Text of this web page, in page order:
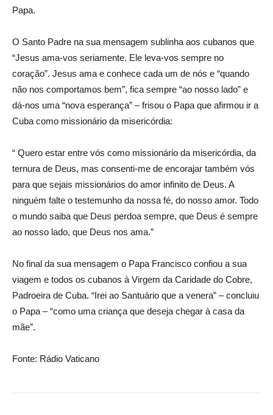
Papa.
O Santo Padre na sua mensagem sublinha aos cubanos que
“Jesus ama-vos seriamente. Ele leva-vos sempre no
coração”. Jesus ama e conhece cada um de nós e “quando
não nos comportamos bem”, fica sempre “ao nosso lado” e
dá-nos uma “nova esperança” – frisou o Papa que afirmou ir a
Cuba como missionário da misericórdia:
“ Quero estar entre vós como missionário da misericórdia, da
ternura de Deus, mas consenti-me de encorajar também vós
para que sejais missionários do amor infinito de Deus. A
ninguém falte o testemunho da nossa fé, do nosso amor. Todo
o mundo saiba que Deus perdoa sempre, que Deus é sempre
ao nosso lado, que Deus nos ama.”
No final da sua mensagem o Papa Francisco confiou a sua
viagem e todos os cubanos à Virgem da Caridade do Cobre,
Padroeira de Cuba. “Irei ao Santuário que a venera” – concluiu
o Papa – “como uma criança que deseja chegar à casa da
mãe”.
Fonte: Rádio Vaticano